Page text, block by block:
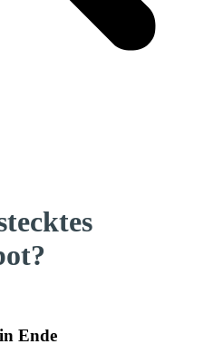
Ende